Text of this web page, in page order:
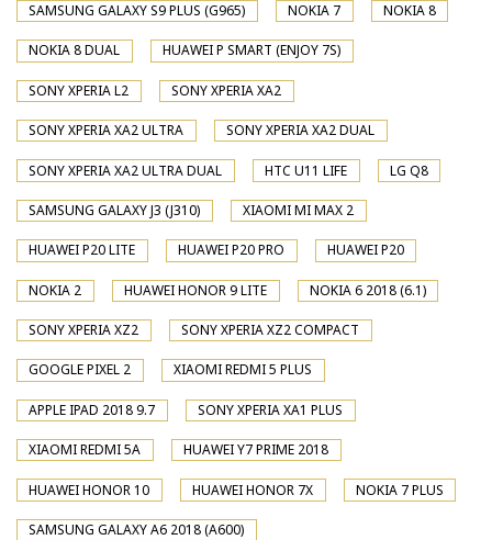
SAMSUNG GALAXY S9 PLUS (G965) NOKIA 7 NOKIA 8
NOKIA 8 DUAL HUAWEI P SMART (ENJOY 7S)
SONY XPERIA L2 SONY XPERIA XA2
SONY XPERIA XA2 ULTRA SONY XPERIA XA2 DUAL
SONY XPERIA XA2 ULTRA DUAL HTC U11 LIFE LG Q8
SAMSUNG GALAXY J3 (J310) XIAOMI MI MAX 2
HUAWEI P20 LITE HUAWEI P20 PRO HUAWEI P20
NOKIA 2 HUAWEI HONOR 9 LITE NOKIA 6 2018 (6.1)
SONY XPERIA XZ2 SONY XPERIA XZ2 COMPACT
GOOGLE PIXEL 2 XIAOMI REDMI 5 PLUS
APPLE IPAD 2018 9.7 SONY XPERIA XA1 PLUS
XIAOMI REDMI 5A HUAWEI Y7 PRIME 2018
HUAWEI HONOR 10 HUAWEI HONOR 7X NOKIA 7 PLUS
SAMSUNG GALAXY A6 2018 (A600)